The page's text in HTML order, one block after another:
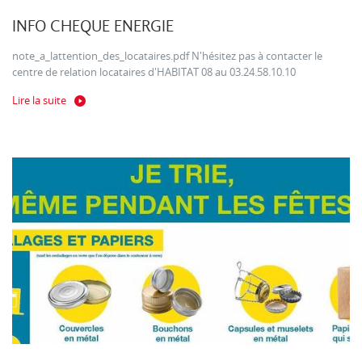
INFO CHEQUE ENERGIE
note_a_lattention_des_locataires.pdf N'hésitez pas à contacter le
centre de relation locataires d'HABITAT 08 au 03.24.58.10.10
Lire la suite